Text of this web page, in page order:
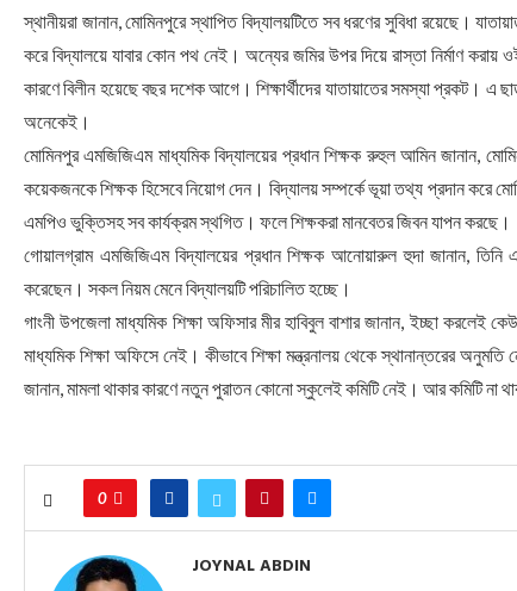
স্থানীয়রা জানান, মোমিনপুরে স্থাপিত বিদ্যালয়টিতে সব ধরণের সুবিধা রয়েছে।
করে বিদ্যালয়ে যাবার কোন পথ নেই। অন্যের জমির উপর দিয়ে রাস্তা নির্মাণ করায়
কারণে বিলীন হয়েছে বছর দশেক আগে। শিক্ষার্থীদের যাতায়াতের সমস্যা প্রকট। এ
অনেকেই।
মোমিনপুর এমজিজিএম মাধ্যমিক বিদ্যালয়ের প্রধান শিক্ষক রুহুল আমিন জানান,
কয়েকজনকে শিক্ষক হিসেবে নিয়োগ দেন। বিদ্যালয় সম্পর্কে ভূয়া তথ্য প্রদান করে
এমপিও ভুক্তিসহ সব কার্যক্রম স্থগিত। ফলে শিক্ষকরা মানবেতর জিবন যাপন করছে।
গোয়ালগ্রাম এমজিজিএম বিদ্যালয়ের প্রধান শিক্ষক আনোয়ারুল হুদা জানান, তিনি
করেছেন। সকল নিয়ম মেনে বিদ্যালয়টি পরিচালিত হচ্ছে।
গাংনী উপজেলা মাধ্যমিক শিক্ষা অফিসার মীর হাবিবুল বাশার জানান, ইচ্ছা
মাধ্যমিক শিক্ষা অফিসে নেই। কীভাবে শিক্ষা মন্ত্রনালয় থেকে স্থানান্তরের
জানান, মামলা থাকার কারণে নতুন পুরাতন কোনো স্কুলেই কমিটি নেই। আর কমিটি না
0
JOYNAL ABDIN